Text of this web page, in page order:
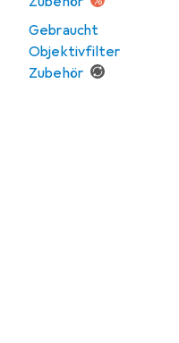
Gebraucht
Objektivfilter
Zubehör